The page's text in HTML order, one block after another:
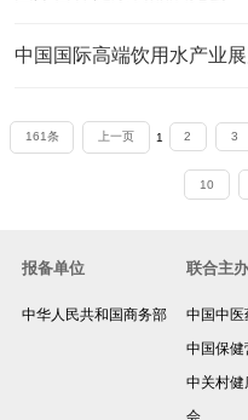
中国国际高端饮用水产业
161条 上一页 1 2 3
10
报备单位
中华人民共和国商务部
联合主办
中国中医
中国保健
中关村健
会